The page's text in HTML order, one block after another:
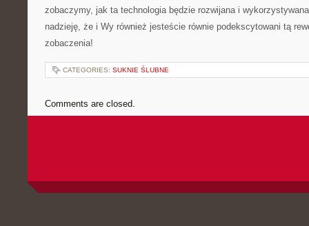
zobaczymy,⁤ jak ta​ technologia będzie rozwijana i
nadzieję, że i Wy również jesteście równie podekscytowani tą
zobaczenia!
CATEGORIES: SUKNIE ŚLUBNE
Comments are closed.